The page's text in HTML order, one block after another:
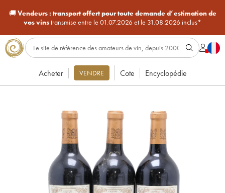
🚚Vendeurs : transport offert pour toute demande d’estimation de
vos vinstransmise entre le 01.07.2026 et le 31.08.2026 inclus*
Acheter VENDRE Cote Encyclopédie